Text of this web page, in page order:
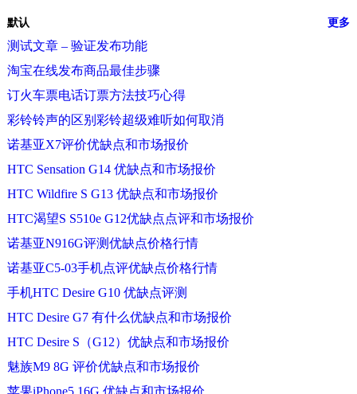
默认 更多
测试文章 – 验证发布功能
淘宝在线发布商品最佳步骤
订火车票电话订票方法技巧心得
彩铃铃声的区别彩铃超级难听如何取消
诺基亚X7评价优缺点和市场报价
HTC Sensation G14 优缺点和市场报价
HTC Wildfire S G13 优缺点和市场报价
HTC渴望S S510e G12优缺点点评和市场报价
诺基亚N916G评测优缺点价格行情
诺基亚C5-03手机点评优缺点价格行情
手机HTC Desire G10 优缺点评测
HTC Desire G7 有什么优缺点和市场报价
HTC Desire S（G12）优缺点和市场报价
魅族M9 8G 评价优缺点和市场报价
苹果iPhone5 16G 优缺点和市场报价